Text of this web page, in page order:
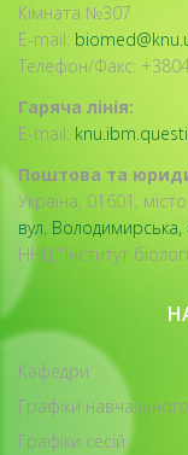
Кімната №307
E-mail:
Телефон/Факс:
Гаряча лінія:
E-mail:
Поштова та
Україна, 01601,
вул. Володимирська,
ННЦ "Інститут
Кафедри
Графіки
Графіки сесій